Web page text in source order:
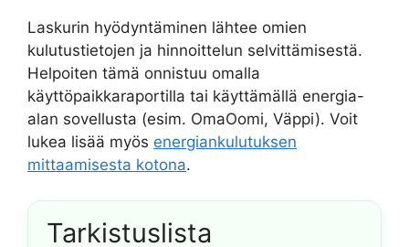
Laskurin hyödyntäminen lähtee omien
kulutustietojen ja hinnoittelun selvittämisestä.
Helpoiten tämä onnistuu omalla
käyttöpaikkaraportilla tai käyttämällä energia-
alan sovellusta (esim. OmaOomi, Väppi). Voit
lukea lisää myös energiankulutuksen
mittaamisesta kotona.
Tarkistuslista